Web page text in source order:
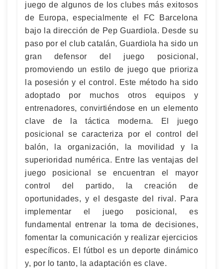
juego de algunos de los clubes más exitosos
de Europa, especialmente el FC Barcelona
bajo la dirección de Pep Guardiola. Desde su
paso por el club catalán, Guardiola ha sido un
gran defensor del juego posicional,
promoviendo un estilo de juego que prioriza
la posesión y el control. Este método ha sido
adoptado por muchos otros equipos y
entrenadores, convirtiéndose en un elemento
clave de la táctica moderna. El juego
posicional se caracteriza por el control del
balón, la organización, la movilidad y la
superioridad numérica. Entre las ventajas del
juego posicional se encuentran el mayor
control del partido, la creación de
oportunidades, y el desgaste del rival. Para
implementar el juego posicional, es
fundamental entrenar la toma de decisiones,
fomentar la comunicación y realizar ejercicios
específicos. El fútbol es un deporte dinámico
y, por lo tanto, la adaptación es clave.